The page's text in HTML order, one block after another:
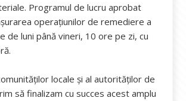
Programul de lucru aprobat
operațiunilor de remediere a
de luni până vineri, 10 ore pe zi, cu
locale şi al autorităţilor de
să finalizam cu succes acest amplu